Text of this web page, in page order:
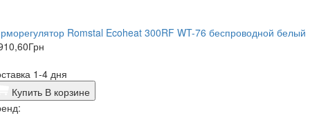
Romstal Ecoheat 300RF WT-76 беспроводной белый
Грн
1-4 дня
Купить В корзине